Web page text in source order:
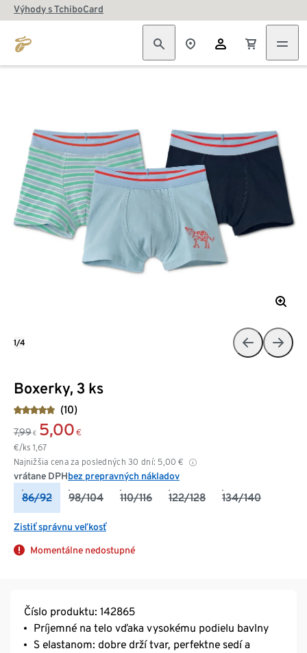
Výhody s TchiboCard
Boxerky, 3 ks
(10)
7,99 € 5,00 €
€/ks 1,67
Najnižšia cena za posledných 30 dní: 5,00 €
vrátane DPHbez prepravných nákladov
86/92 98/104 110/116 122/128 134/140
Zistiť správnu veľkosť
Momentálne nedostupné
1/4
Číslo produktu: 142865
Príjemné na telo vďaka vysokému podielu bavlny
S elastanom: dobre drží tvar, perfektne sedí a